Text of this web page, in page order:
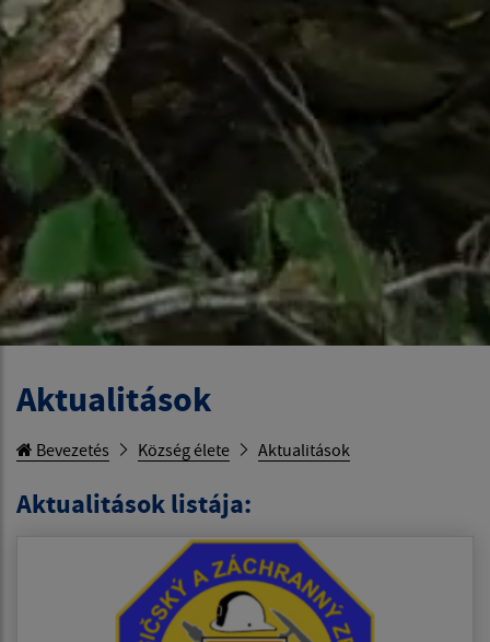
Aktualitások
Bevezetés Község élete Aktualitások
Aktualitások listája: